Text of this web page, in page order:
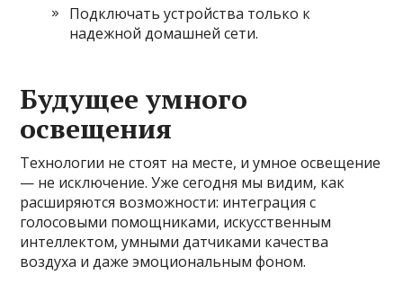
Подключать устройства только к
надежной домашней сети.
Будущее умного
освещения
Технологии не стоят на месте, и умное освещение
— не исключение. Уже сегодня мы видим, как
расширяются возможности: интеграция с
голосовыми помощниками, искусственным
интеллектом, умными датчиками качества
воздуха и даже эмоциональным фоном.